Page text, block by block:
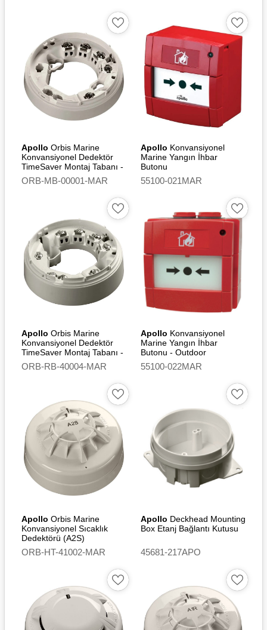
Apollo Orbis Marine
Konvansiyonel Dedektör
TimeSaver Montaj Tabanı -
Continuity Switch
ORB-MB-00001-MAR
Apollo Konvansiyonel
Marine Yangın İhbar
Butonu
55100-021MAR
Apollo Orbis Marine
Konvansiyonel Dedektör
TimeSaver Montaj Tabanı -
Relay
ORB-RB-40004-MAR
Apollo Konvansiyonel
Marine Yangın İhbar
Butonu - Outdoor
55100-022MAR
Apollo Orbis Marine
Konvansiyonel Sıcaklık
Dedektörü (A2S)
ORB-HT-41002-MAR
Apollo Deckhead Mounting
Box Etanj Bağlantı Kutusu
45681-217APO